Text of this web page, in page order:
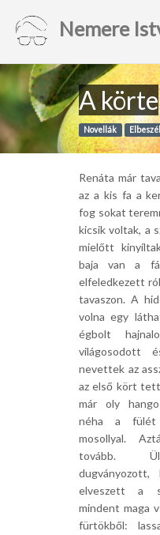
Nemere
A körte
Novellák
Renáta már
az a kis fa a
fog sokat
kicsik voltak, a
mielőtt
baja van a
elfeledkezett
tavaszon. A
volna egy
égbolt
világosodott
nevettek az
az első kört
már oly
néha a fülét
mosollyal.
tovább.
dugványozott,
elveszett a
mindent maga
fürtökből: